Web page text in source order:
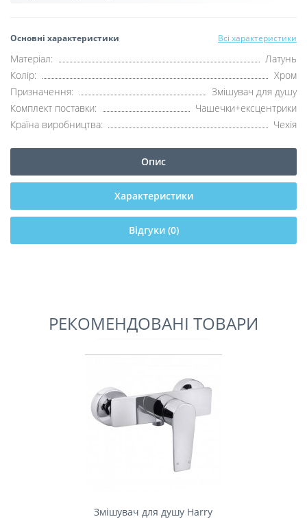
Основні характеристики Всі характеристики
Матеріал:
Латунь
Колір:
Хром
Призначення:
Змішувач для душу
Комплект поставки:
Чашечки+ексцентрики
Країна виробництва:
Чехія
Опис
Характеристики
Відгуки (0)
РЕКОМЕНДОВАНІ ТОВАРИ
Змішувач для душу Harry